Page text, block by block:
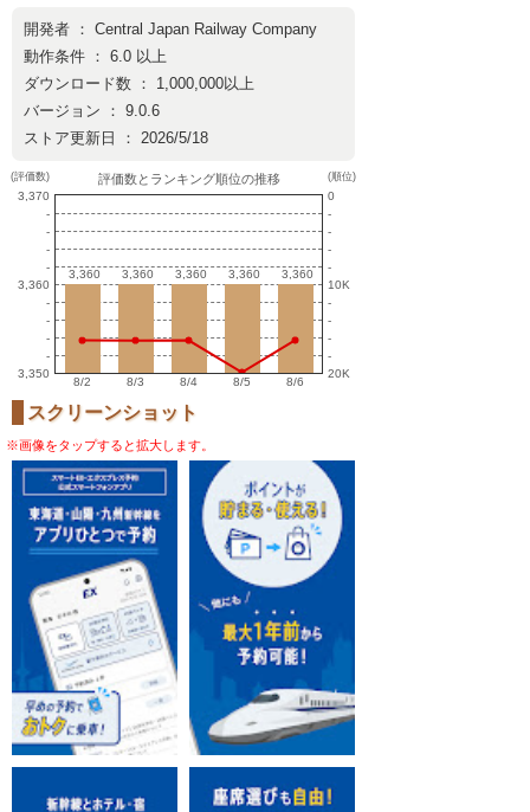
開発者 ： Central Japan Railway Company
動作条件 ： 6.0 以上
ダウンロード数 ： 1,000,000以上
バージョン ： 9.0.6
ストア更新日 ： 2026/5/18
(評価数)
3,370
-
-
-
-
3,360
-
-
-
-
3,350
評価数とランキング順位の推移
3,360
3,360 3,360
3,360 3,360
3,360 3,360
3,360 3,360
3,360
8/2 8/3 8/4 8/5 8/6
(順位)
0
-
-
-
-
10K
-
-
-
-
20K
スクリーンショット
※画像をタップすると拡大します。